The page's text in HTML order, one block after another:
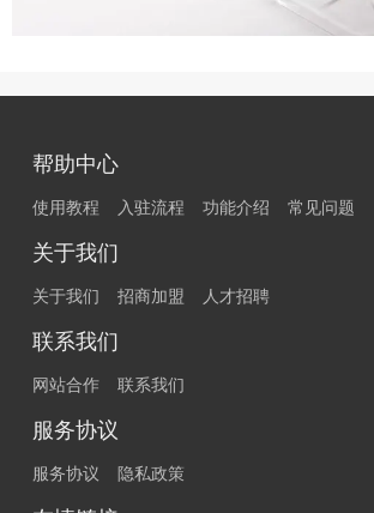
帮助中心
使用教程 入驻流程 功能介绍 常见问题
关于我们
关于我们 招商加盟 人才招聘
联系我们
网站合作 联系我们
服务协议
服务协议 隐私政策